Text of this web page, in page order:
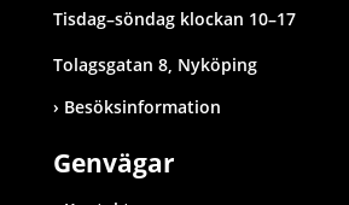
Tisdag–söndag klockan 10–17
Tolagsgatan 8, Nyköping
Besöksinformation
Genvägar